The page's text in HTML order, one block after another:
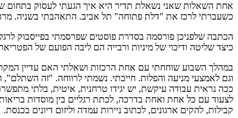
כשעברתי לרכז את "דלת פתוחה" תל אביב. התאהבתי בשניה. מרכז
הכתבה שלפניכן פורסמה בסדרת פוסטים שפרסמתי בפייסבוק
כיצד שליטה ודיכוי של מיניות ורבייה הם ליבה הפועם של
במהלך השבוע שוחחתי עם אחת הרכזות ושאלתי האם עדיין
וגם לאמצעי מניעה והפלות. חייכתי. נשמתי לרווחה. "זה
ככה נראית עבודה עיקשת, יש יגידו טרחנית, איטית, בלתי
לצעוד עם כל אחת ואחת בדרכה, לכתת רגליים בין מוסדות
קבילות, להקים ארגונים, לכתוב ניירות עמדה וליזום דיונים בכנסת.